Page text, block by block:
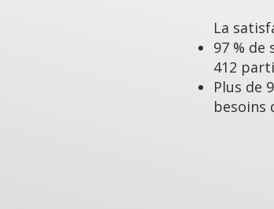
La
97 %
412
Plus de
besoins